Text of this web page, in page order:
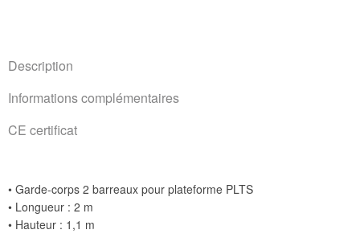
Description
Informations complémentaires
CE certificat
• Garde-corps 2 barreaux pour plateforme PLTS
• Longueur : 2 m
• Hauteur : 1,1 m